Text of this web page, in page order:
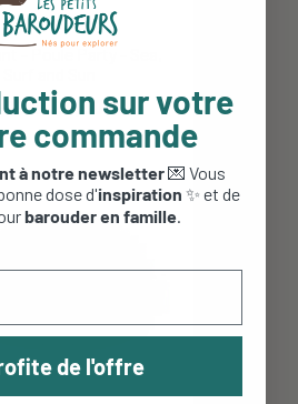
- Poule Party - Sea,
€ 24,50 €sur votre
commande
à notre newsletter💌 Vous
dose d'inspiration ✨ et de
barouder en famille
de l'offre